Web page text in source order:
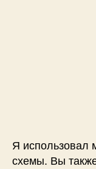
Я использовал
схемы. Вы